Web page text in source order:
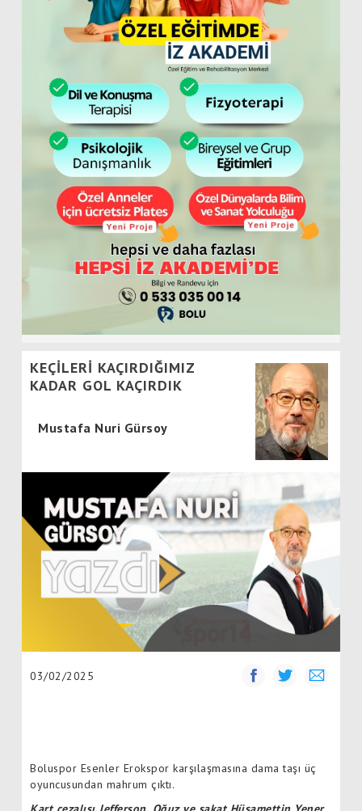
KEÇİLERİ KAÇIRDIĞIMIZ
KADAR GOL KAÇIRDIK
Mustafa Nuri Gürsoy
03/02/2025
Boluspor Esenler Erokspor karşılaşmasına dama taşı üç
oyuncusundan mahrum çıktı.